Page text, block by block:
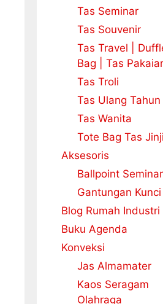
Tas Seminar
Tas Souvenir
Tas Travel |
Bag | Tas
Tas Troli
Tas Ulang Tahun
Tas Wanita
Tote Bag Tas
Aksesoris
Ballpoint Seminar
Gantungan Kunci
Blog Rumah Industri
Buku Agenda
Konveksi
Jas Almamater
Kaos Seragam
Olahraga